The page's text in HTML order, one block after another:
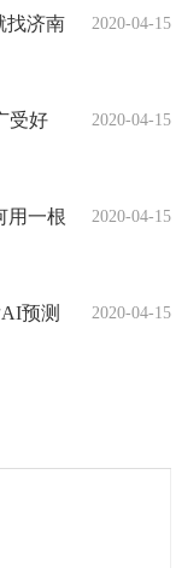
2020-04-15
找济南
2020-04-15
受好
2020-04-15
用一根
2020-04-15
预测